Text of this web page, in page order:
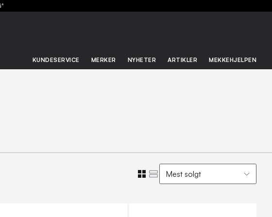
KUNDESERVICE MERKER NYHETER ARTIKLER MEKKEHJELPEN
Mest solgt